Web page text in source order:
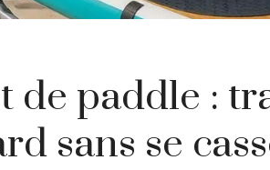
de paddle :
sans se